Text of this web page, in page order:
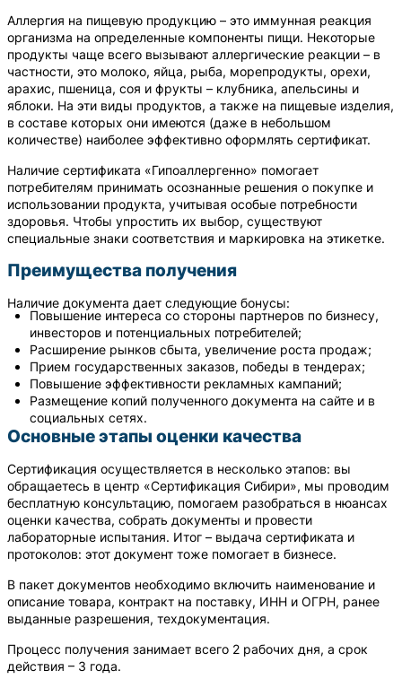
Аллергия на пищевую продукцию – это иммунная реакция
организма на определенные компоненты пищи. Некоторые
продукты чаще всего вызывают аллергические реакции – в
частности, это молоко, яйца, рыба, морепродукты, орехи,
арахис, пшеница, соя и фрукты – клубника, апельсины и
яблоки. На эти виды продуктов, а также на пищевые изделия,
в составе которых они имеются (даже в небольшом
количестве) наиболее эффективно оформлять сертификат.
Наличие сертификата «Гипоаллергенно» помогает
потребителям принимать осознанные решения о покупке и
использовании продукта, учитывая особые потребности
здоровья. Чтобы упростить их выбор, существуют
специальные знаки соответствия и маркировка на этикетке.
Преимущества получения
Наличие документа дает следующие бонусы:
Повышение интереса со стороны партнеров по бизнесу,
инвесторов и потенциальных потребителей;
Расширение рынков сбыта, увеличение роста продаж;
Прием государственных заказов, победы в тендерах;
Повышение эффективности рекламных кампаний;
Размещение копий полученного документа на сайте и в
социальных сетях.
Основные этапы оценки качества
Сертификация осуществляется в несколько этапов: вы
обращаетесь в центр «Сертификация Сибири», мы проводим
бесплатную консультацию, помогаем разобраться в нюансах
оценки качества, собрать документы и провести
лабораторные испытания. Итог – выдача сертификата и
протоколов: этот документ тоже помогает в бизнесе.
В пакет документов необходимо включить наименование и
описание товара, контракт на поставку, ИНН и ОГРН, ранее
выданные разрешения, техдокументация.
Процесс получения занимает всего 2 рабочих дня, а срок
действия – 3 года.